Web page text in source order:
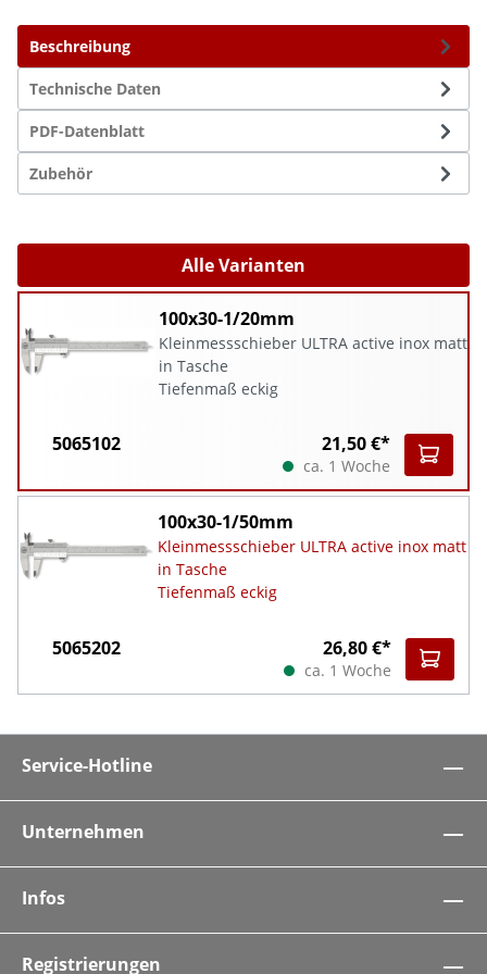
Beschreibung
Technische Daten
PDF-Datenblatt
Zubehör
Alle Varianten
100x30-1/20mm
Kleinmessschieber ULTRA active inox matt
in Tasche
Tiefenmaß eckig
5065102 21,50 €*
ca. 1 Woche
100x30-1/50mm
Kleinmessschieber ULTRA active inox matt
in Tasche
Tiefenmaß eckig
5065202 26,80 €*
ca. 1 Woche
Service-Hotline
Unternehmen
Infos
Registrierungen